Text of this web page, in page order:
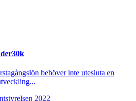
behöver inte utesluta en